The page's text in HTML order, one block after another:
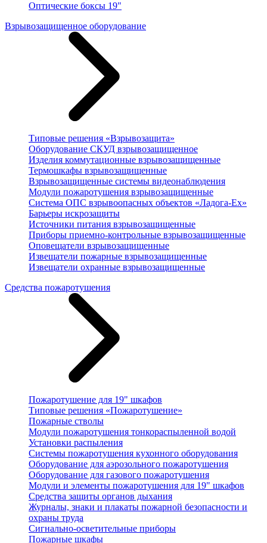
Оптические боксы 19"
Взрывозащищенное оборудование
Типовые решения «Взрывозащита»
Оборудование СКУД взрывозащищенное
Изделия коммутационные взрывозащищенные
Термошкафы взрывозащищенные
Взрывозащищенные системы видеонаблюдения
Модули пожаротушения взрывозащищенные
Система ОПС взрывоопасных объектов «Ладога-Ex»
Барьеры искрозащиты
Источники питания взрывозащищенные
Приборы приемно-контрольные взрывозащищенные
Оповещатели взрывозащищенные
Извещатели пожарные взрывозащищенные
Извещатели охранные взрывозащищенные
Средства пожаротушения
Пожаротушение для 19" шкафов
Типовые решения «Пожаротушение»
Пожарные стволы
Модули пожаротушения тонкораспыленной водой
Установки распыления
Системы пожаротушения кухонного оборудования
Оборудование для аэрозольного пожаротушения
Оборудование для газового пожаротушения
Модули и элементы пожаротушения для 19" шкафов
Средства защиты органов дыхания
Журналы, знаки и плакаты пожарной безопасности и
охраны труда
Сигнально-осветительные приборы
Пожарные шкафы